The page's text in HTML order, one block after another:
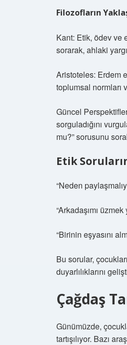
Filozofların
Kant: Etik, ödev ve
sorarak, ahlaki
Aristoteles: Erdem
toplumsal normları
Güncel
sorguladığını
mu?” sorusunu
Etik
“Neden
“Arkadaşımı üzmek
“Birinin eşyasını
Bu sorular,
duyarlılıklarını
Çağdaş
Günümüzde,
tartışılıyor. Bazı